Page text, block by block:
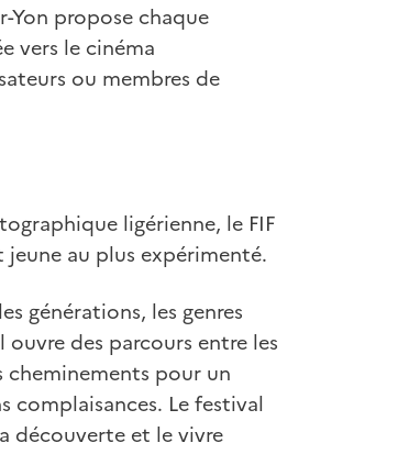
Yon propose chaque
vers le cinéma
ou membres de
ligérienne, le FIF
au plus expérimenté.
générations, les genres
des parcours entre les
pour un
complaisances. Le festival
découverte et le vivre